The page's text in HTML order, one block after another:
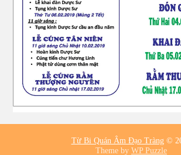
Từ Bi Quán Âm Đạo Tràng©
Theme by WP Puzzle